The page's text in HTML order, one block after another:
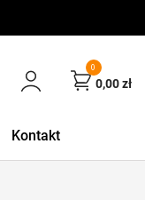
0
0,00zł
Kontakt